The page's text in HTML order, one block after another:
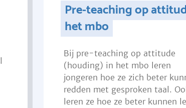
Pre-teaching op
het mbo
Bij pre-teaching op attitude
(houding) in het mbo leren
jongeren hoe ze zich beter
redden met gesproken taal.
leren ze hoe ze beter kunnen